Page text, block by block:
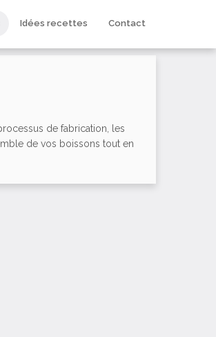
Idées recettes Contact
de fabrication, les
de vos boissons tout en